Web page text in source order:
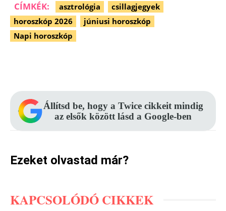
CÍMKÉK: asztrológia
csillagjegyek
horoszkóp 2026
júniusi horoszkóp
Napi horoszkóp
Állítsd be, hogy a Twice cikkeit mindig
az elsők között lásd a Google-ben
Ezeket olvastad már?
KAPCSOLÓDÓ CIKKEK